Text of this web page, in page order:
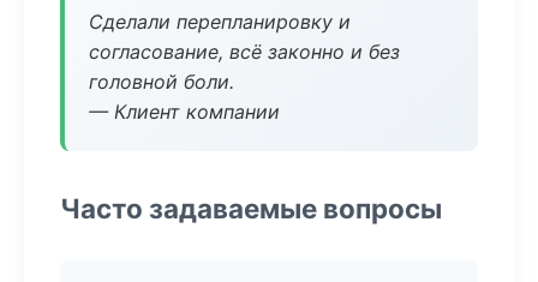
Сделали перепланировку и
согласование, всё законно и без
головной боли.
— Клиент компании
Часто задаваемые вопросы